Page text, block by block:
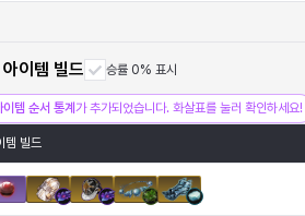
이템 빌드 승률 0% 표시
이템 순서 통계 가 추가되었습니다. 화살표를 눌러 확인하세요!
템 빌드